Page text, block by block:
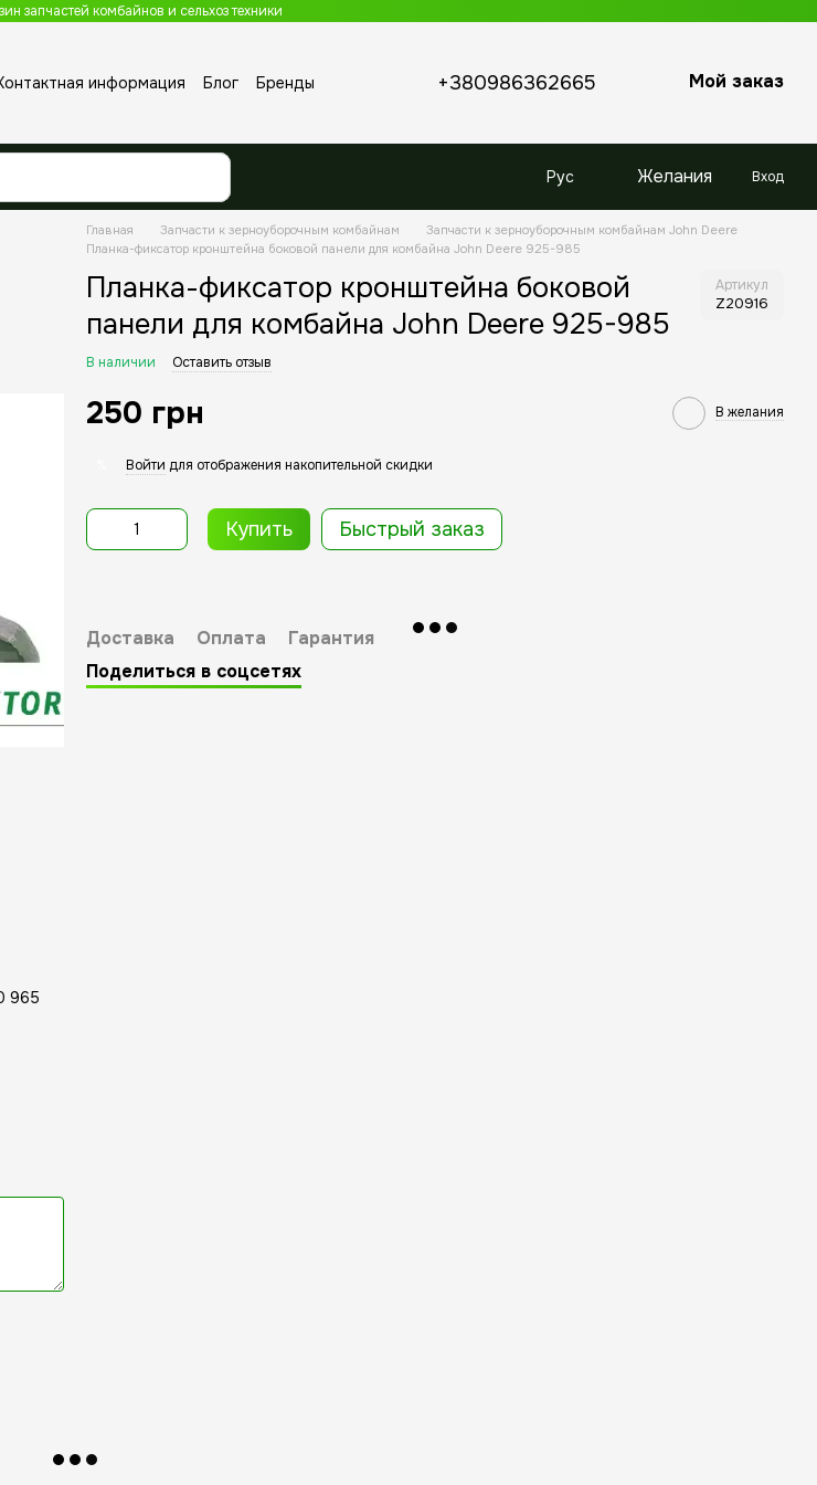
запчастей комбайнов и сельхоз техники
информация Блог
Бренды
+380986362665 Мой заказ
Рус Желания Вход
965
Главная Запчасти к зерноуборочным комбайнам
Запчасти к зерноуборочным комбайнам John Deere
Планка-фиксатор кронштейна боковой панели для комбайна John Deere 925-985
Планка-фиксатор кронштейна боковой
панели для комбайна John Deere 925-985
Артикул
Z20916
В наличии Оставить отзыв
250 грн В желания
Войти для отображения накопительной скидки
Купить Быстрый заказ
Доставка Оплата
Гарантия
Поделиться в соцсетях